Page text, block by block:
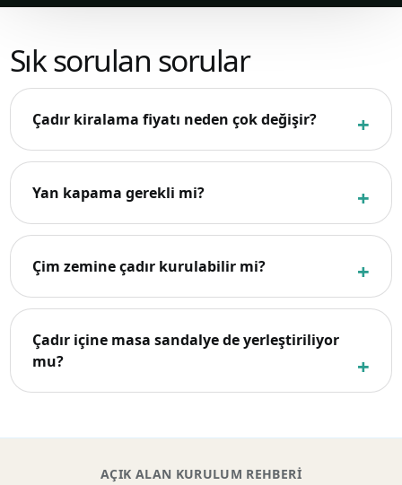
Sık sorulan sorular
Çadır kiralama fiyatı neden çok değişir?
Yan kapama gerekli mi?
Çim zemine çadır kurulabilir mi?
Çadır içine masa sandalye de yerleştiriliyor
mu?
AÇIK ALAN KURULUM REHBERI